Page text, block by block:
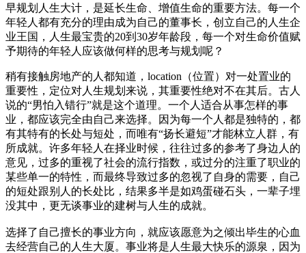
早规划人生大计，是延长生命、增值生命的重要方法。每一个
年轻人都有充分的理由成为自己的董事长，创立自己的人生企
业王国，人生最宝贵的20到30岁年龄段，每一个对生命价值赋
予期待的年轻人应该做何样的思考与规划呢？
稍有接触房地产的人都知道，location（位置）对一处置业的
重要性，定位对人生规划来说，其重要性绝对不在其后。古人
说的“男怕入错行”就是这个道理。一个人适合从事怎样的事
业，都应该完全由自己来选择。因为每一个人都是独特的，都
有其特有的长处与短处，而唯有“扬长避短”才能林立人群，有
所成就。许多年轻人在择业时候，往往过多的参考了身边人的
意见，过多的重视了社会的流行指数，或过分的注重了职业的
某些单一的特性，而最终导致过多的忽视了自身的需要，自己
的短处跟别人的长处比，结果多半是如鸡蛋碰石头，一辈子埋
没其中，更无谈事业的建树与人生的成就。
选择了自己擅长的事业方向，就应该愿意为之倾出毕生的心血
去经营自己的人生大厦。事业将是人生最大快乐的源泉，因为